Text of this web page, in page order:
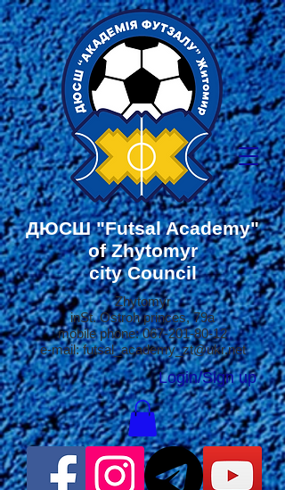
ДЮСШ"Futsal Academy"
of Zhytomyr
city Council
Login/Sign up
Zhytomyr
inSt. Ostroh princes, 79a
mobile phone:067-201-80-12
e-mail:futsal_academy_zt@ukr.net